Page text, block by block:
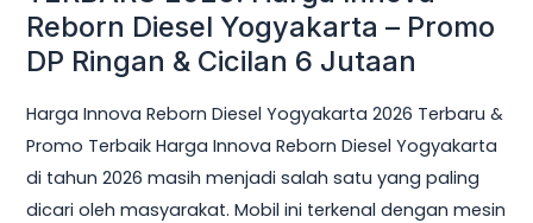
Reborn Diesel Yogyakarta – Promo
DP Ringan & Cicilan 6 Jutaan
Harga Innova Reborn Diesel Yogyakarta 2026 Terbaru &
Promo Terbaik Harga Innova Reborn Diesel Yogyakarta
di tahun 2026 masih menjadi salah satu yang paling
dicari oleh masyarakat. Mobil ini terkenal dengan mesin
Cicilan
6